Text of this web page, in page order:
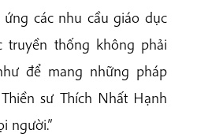
các nhu cầu giáo dục
truyền thống không phải
để mang những pháp
sư Thích Nhất Hạnh
người.”